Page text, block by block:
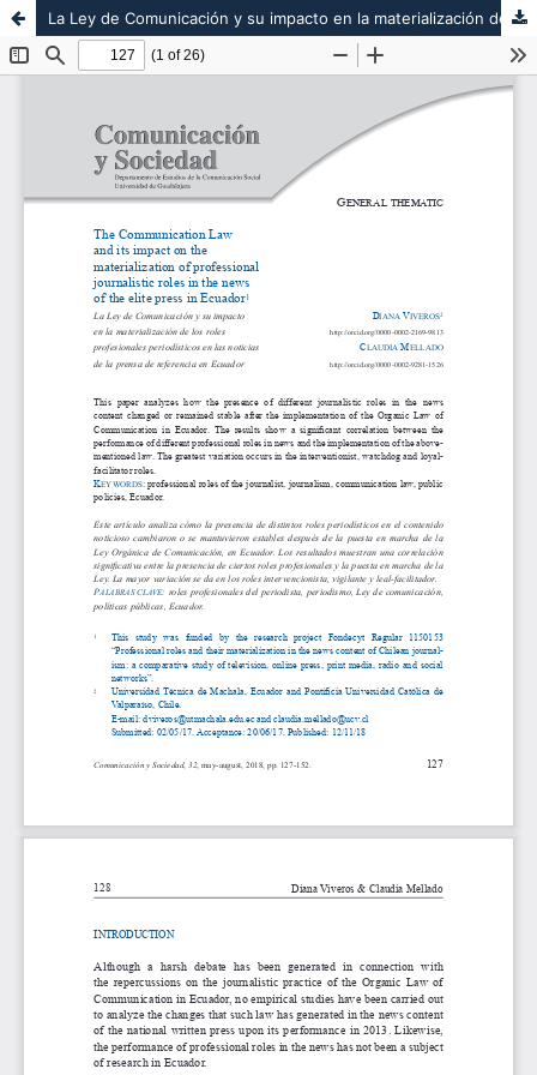
La Ley de Comunicación y su impacto en la materialización de los roles profesionales periodísticos en las noticias de la prensa de referencia en Ecuador